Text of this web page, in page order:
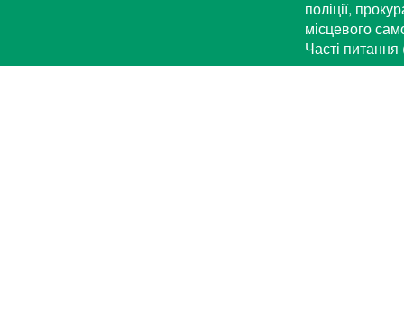
поліції,
місцевого
Часті питання